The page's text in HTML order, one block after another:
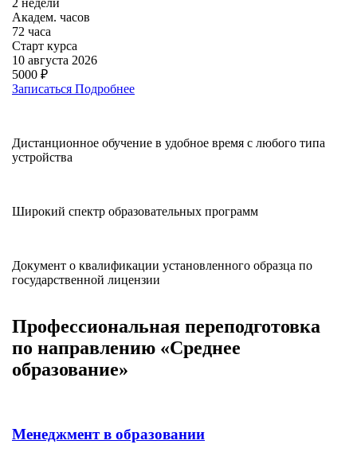
2 недели
Академ. часов
72 часа
Старт курса
10 августа 2026
5000 ₽
Записаться Подробнее
Дистанционное обучение в удобное время с любого типа
устройства
Широкий спектр образовательных программ
Документ о квалификации установленного образца по
государственной лицензии
Профессиональная переподготовка
по направлению «Среднее
образование»
Менеджмент в образовании